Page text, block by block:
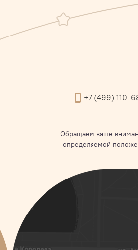
+7 (499) 110-
Обращаем ваше
определяемой